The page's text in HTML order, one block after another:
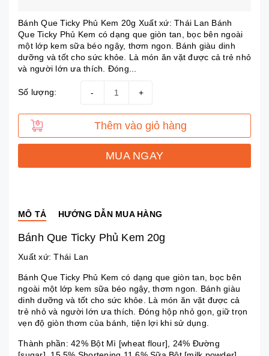
Bánh Que Ticky Phủ Kem 20g Xuất xứ: Thái Lan Bánh
Que Ticky Phủ Kem có dạng que giòn tan, bọc bên ngoài
một lớp kem sữa béo ngậy, thơm ngon. Bánh giàu dinh
dưỡng và tốt cho sức khỏe. Là món ăn vặt được cả trẻ nhỏ
và người lớn ưa thích. Đóng...
Số lượng: +
-
Thêm vào giỏ hàng
MUA NGAY
MÔ TẢ HƯỚNG DẪN MUA HÀNG
Bánh Que Ticky Phủ Kem 20g
Xuất xứ: Thái Lan
Bánh Que Ticky Phủ Kem có dạng que giòn tan, bọc bên
ngoài một lớp kem sữa béo ngậy, thơm ngon. Bánh giàu
dinh dưỡng và tốt cho sức khỏe. Là món ăn vặt được cả
trẻ nhỏ và người lớn ưa thích. Đóng hộp nhỏ gọn, giữ trọn
vẹn độ giòn thơm của bánh, tiện lợi khi sử dụng.
Thành phần: 42% Bột Mì [wheat flour], 24% Đường